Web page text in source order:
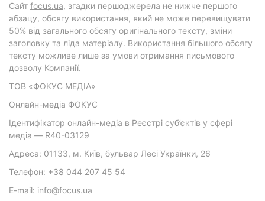
Cайт focus.ua, згадки першоджерела не нижче першого
абзацу, обсягу використання, який не може перевищувати
50% від загального обсягу оригінального тексту, зміни
заголовку та ліда матеріалу. Використання більшого обсягу
тексту можливе лише за умови отримання письмового
дозволу Компанії.
ТОВ «ФОКУС МЕДІА»
Онлайн-медіа ФОКУС
Ідентифікатор онлайн-медіа в Реєстрі суб’єктів у сфері
медіа — R40-03129
Адреса: 01133, м. Київ, бульвар Лесі Українки, 26
Телефон: +38 044 207 45 54
E-mail: info@focus.ua